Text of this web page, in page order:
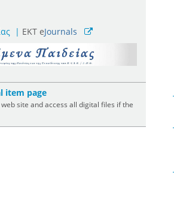
| ΕΚΤ eJournals
item page
site and access all digital files if the